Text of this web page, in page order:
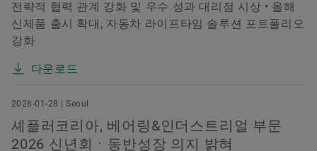
전략적 협력 관계 강화 및 우수 성과 대리점 시상 • 올해
신제품 출시 확대, 자동차 라이프타임 솔루션 포트폴리오
강화
다운로드
2026-01-28 | Seoul
셰플러코리아, 베어링&인더스트리얼 부문
2026 신년회ㆍ동반성장 의지 밝혀